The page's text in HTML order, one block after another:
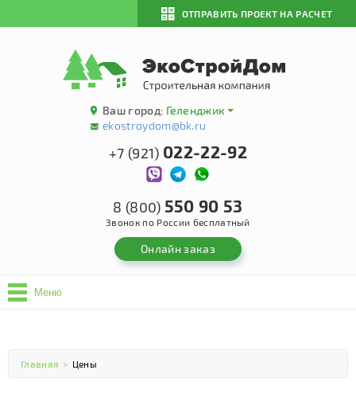
ОТПРАВИТЬ ПРОЕКТ НА РАСЧЕТ
Ваш город: Геленджик
ekostroydom@bk.ru
+7 (921) 022-22-92
8 (800) 550 90 53
Звонок по России бесплатный
Онлайн заказ
Меню
Главная > Цены